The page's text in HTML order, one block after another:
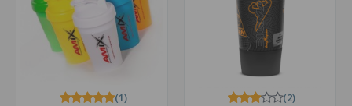
(1) (2)